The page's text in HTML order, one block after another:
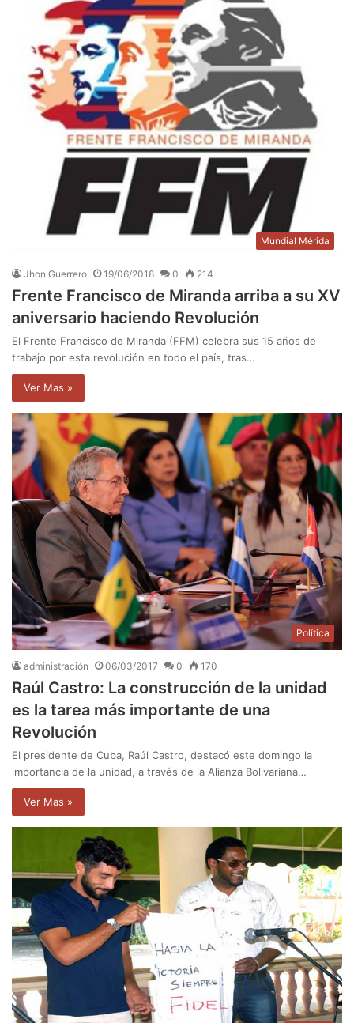
Mundial Mérida
Jhon Guerrero 19/06/2018 0 214
Frente Francisco de Miranda arriba a su XV
aniversario haciendo Revolución
El Frente Francisco de Miranda (FFM) celebra sus 15 años de
trabajo por esta revolución en todo el país, tras…
Ver Mas »
Política
administración 06/03/2017 0 170
Raúl Castro: La construcción de la unidad
es la tarea más importante de una
Revolución
El presidente de Cuba, Raúl Castro, destacó este domingo la
importancia de la unidad, a través de la Alianza Bolivariana…
Ver Mas »